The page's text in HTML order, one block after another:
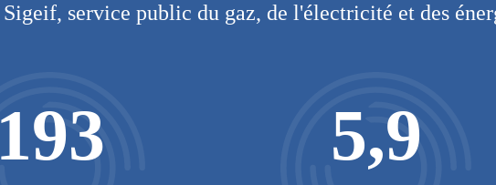
Sigeif, service public du gaz, de l'électricité et des
193 5,9